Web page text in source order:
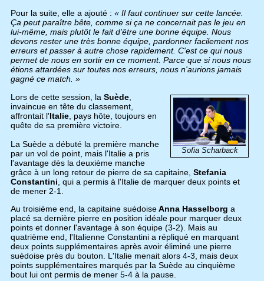
Pour la suite, elle a ajouté : « Il faut continuer sur cette lancée.
Ça peut paraître bête, comme si ça ne concernait pas le jeu en
lui-même, mais plutôt le fait d'être une bonne équipe. Nous
devons rester une très bonne équipe, pardonner facilement nos
erreurs et passer à autre chose rapidement. C'est ce qui nous
permet de nous en sortir en ce moment. Parce que si nous nous
étions attardées sur toutes nos erreurs, nous n'aurions jamais
gagné ce match. »
Sofia Scharback
Lors de cette session, la Suède,
invaincue en tête du classement,
affrontait l'Italie, pays hôte, toujours en
quête de sa première victoire.
La Suède a débuté la première manche
par un vol de point, mais l'Italie a pris
l'avantage dès la deuxième manche
grâce à un long retour de pierre de sa capitaine, Stefania
Constantini , qui a permis à l'Italie de marquer deux points et
de mener 2-1.
Au troisième end, la capitaine suédoiseAnna Hasselborg a
placé sa dernière pierre en position idéale pour marquer deux
points et donner l'avantage à son équipe (3-2). Mais au
quatrième end, l'Italienne Constantini a répliqué en marquant
deux points supplémentaires après avoir éliminé une pierre
suédoise près du bouton. L'Italie menait alors 4-3, mais deux
points supplémentaires marqués par la Suède au cinquième
bout lui ont permis de mener 5-4 à la pause.